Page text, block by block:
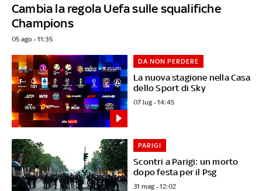
Cambia la regola Uefa sulle squalifiche
Champions
05 ago - 11:35
La nuova stagione nella Casa
dello Sport di Sky
DA NON PERDERE
07 lug - 14:45
Scontri a Parigi: un morto
dopo festa per il Psg
PARIGI
31 mag - 12:02